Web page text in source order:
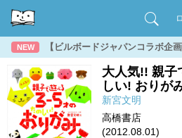
NEW 【ビルボードジャパンコラボ企
大人気!! 親子
しい! おりが
新宮文明
高橋書店
(2012.08.01)